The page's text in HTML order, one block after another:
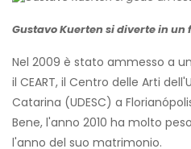
Gustavo Kuerten si diverte in
Nel 2009 è stato ammesso a
il CEART, il Centro delle Arti
Catarina (UDESC) a
Bene, l'anno 2010 ha molto
l'anno del suo matrimonio.